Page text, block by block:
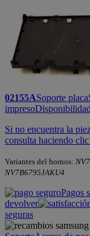
02155ASoporte placa
impreso
Si no encuentra la
consulta haciendo
Variantes del hornos:
NV7B6795JAKU4
Pagos
devolver
seguras